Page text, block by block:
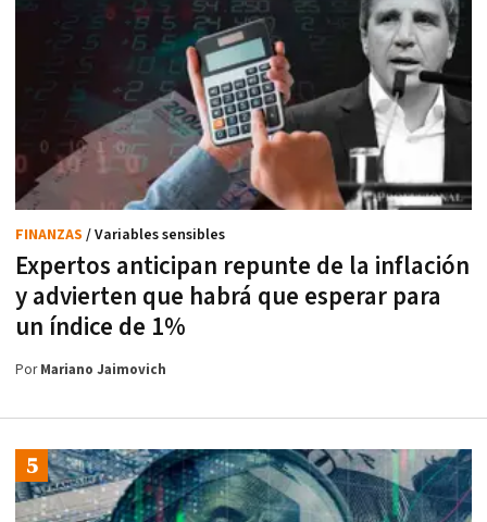
Expertos anticipan repunte de la inflación
y advierten que habrá que esperar para
un índice de 1%
FINANZAS / Variables sensibles
PorMariano Jaimovich